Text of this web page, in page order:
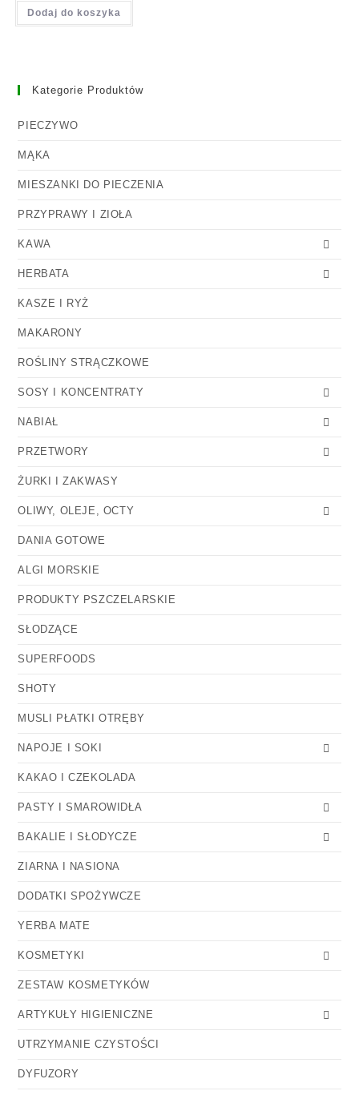
Dodaj do koszyka
Kategorie Produktów
PIECZYWO
MĄKA
MIESZANKI DO PIECZENIA
PRZYPRAWY I ZIOŁA
KAWA
HERBATA
KASZE I RYŻ
MAKARONY
ROŚLINY STRĄCZKOWE
SOSY I KONCENTRATY
NABIAŁ
PRZETWORY
ŻURKI I ZAKWASY
OLIWY, OLEJE, OCTY
DANIA GOTOWE
ALGI MORSKIE
PRODUKTY PSZCZELARSKIE
SŁODZĄCE
SUPERFOODS
SHOTY
MUSLI PŁATKI OTRĘBY
NAPOJE I SOKI
KAKAO I CZEKOLADA
PASTY I SMAROWIDŁA
BAKALIE I SŁODYCZE
ZIARNA I NASIONA
DODATKI SPOŻYWCZE
YERBA MATE
KOSMETYKI
ZESTAW KOSMETYKÓW
ARTYKUŁY HIGIENICZNE
UTRZYMANIE CZYSTOŚCI
DYFUZORY